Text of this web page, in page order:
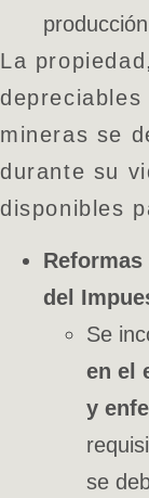
La
mineras se
durante su
disponibles
del
Se
en el
y
se